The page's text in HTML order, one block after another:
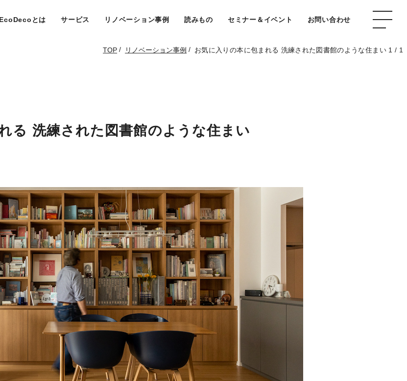
EcoDecoとは サービス リノベーション事例 読みもの セミナー＆イベント お問い合わせ
TOP / リノベーション事例 / お気に入りの本に包まれる 洗練された図書館のような住まい 1 / 1
る 洗練された図書館のような住まい